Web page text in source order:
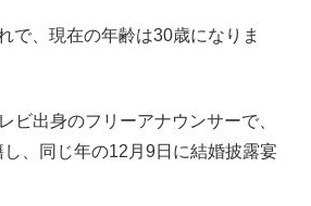
で、現在の年齢は30歳になりま
ビ出身のフリーアナウンサーで、
、同じ年の12月9日に結婚披露宴